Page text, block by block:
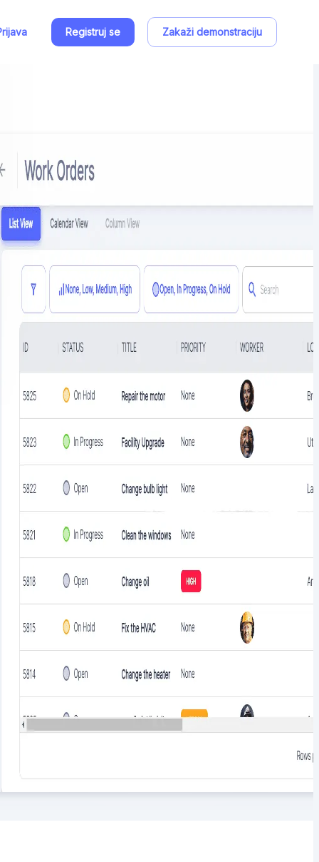
Registruj se Zakaži demonstraciju